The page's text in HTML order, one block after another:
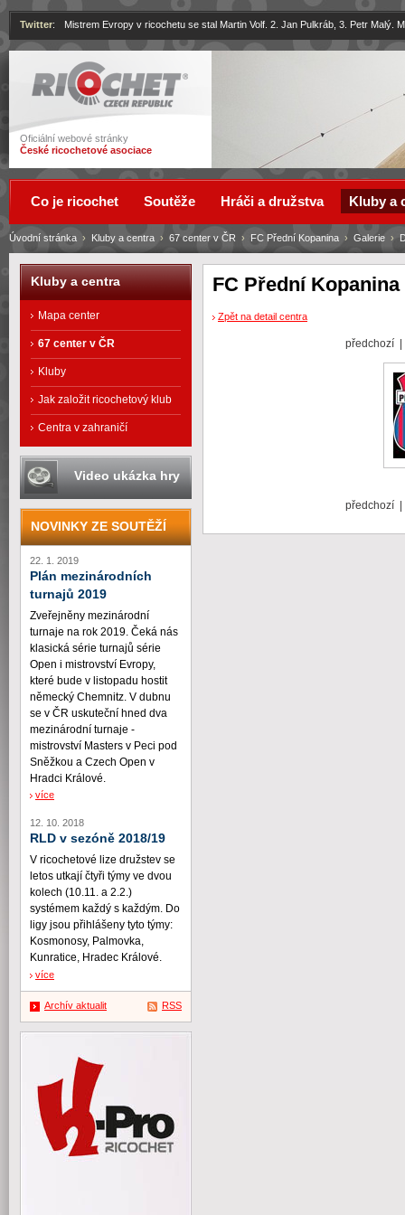
Ricochet
Oficiální webové stránky
České ricochetové asociace
Twitter: Mistrem Evropy v ricochetu se stal Martin Volf. 2. Jan Pulkráb, 3. Petr Malý.
FC Přední
Zpět na detail centra
předchozí
předchozí
Úvodní stránka › Kluby a centra › 67 center v ČR › FC Přední Kopanina › Galerie ›
Co je ricochet Soutěže Hráči a družstva Kluby a
Kluby a centra
Mapa center
67 center v ČR
Kluby
Jak založit ricochetový klub
Centra v zahraničí
Video ukázka hry
NOVINKY ZE SOUTĚŽÍ
22. 1. 2019
Plán mezinárodních
turnajů 2019
Zveřejněny mezinárodní
turnaje na rok 2019. Čeká nás
klasická série turnajů série
Open i mistrovství Evropy,
které bude v listopadu hostit
německý Chemnitz. V dubnu
se v ČR uskuteční hned dva
mezinárodní turnaje -
mistrovství Masters v Peci pod
Sněžkou a Czech Open v
Hradci Králové.
více
12. 10. 2018
RLD v sezóně 2018/19
V ricochetové lize družstev se
letos utkají čtyři týmy ve dvou
kolech (10.11. a 2.2.)
systémem každý s každým. Do
ligy jsou přihlášeny tyto týmy:
Kosmonosy, Palmovka,
Kunratice, Hradec Králové.
více
Archív aktualit RSS